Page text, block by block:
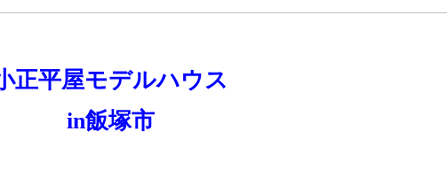
正平屋モデルハウス
in飯塚市